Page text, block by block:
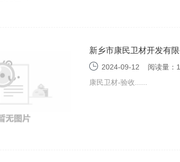
新乡市康民卫材开发有
护验收监测报告表
2024-09-12
阅读量：
康民卫材-验收......